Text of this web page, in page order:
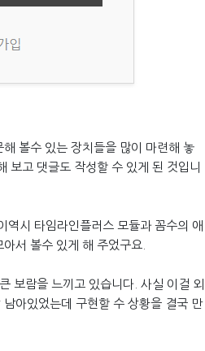
볼수 있는 장치들을 많이 마련해 놓
보고 댓글도 작성할 수 있게 된 것입니
역시 타임라인플러스 모듈과 꼼수의 애
서 볼수 있게 해 주었구요.
보람을 느끼고 있습니다. 사실 이걸 외
아있었는데 구현할 수 상황을 결국 만